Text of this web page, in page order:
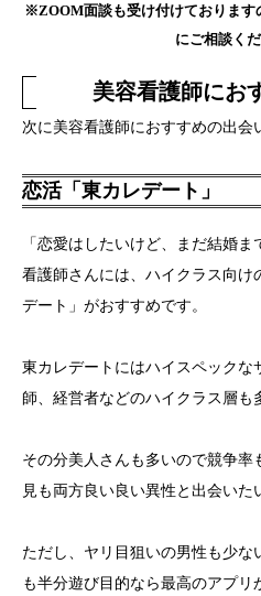
※ZOOM面談も受け付けております
にご相談く
美容看護師にお
次に美容看護師におすすめの出会
恋活「東カレデート」
「恋愛はしたいけど、まだ結婚
看護師さんには、ハイクラス向け
デート」がおすすめです。
東カレデートにはハイスペックな
師、経営者などのハイクラス層も
その分美人さんも多いので競争
見も両方良い良い異性と出会いた
ただし、ヤリ目狙いの男性も少な
も半分遊び目的なら最高のアプリ